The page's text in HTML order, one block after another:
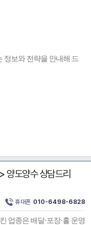
정보와 전략을 안내해 드
양도양수 상담드리
휴대폰 010-6498-6828
업종은 배달·포장·홀 운영